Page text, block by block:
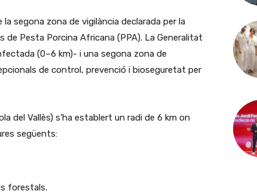
segona zona de vigilància declarada per la
de Pesta Porcina Africana (PPA). La Generalitat
(0–6 km)- i una segona zona de
de control, prevenció i bioseguretat per
del Vallès) s’ha establert un radi de 6 km on
següents:
forestals.